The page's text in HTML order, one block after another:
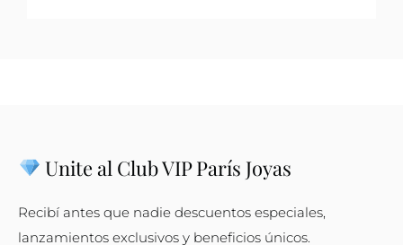
Unite al Club VIP París Joyas
Recibí antes que nadie descuentos especiales,
lanzamientos exclusivos y beneficios únicos.